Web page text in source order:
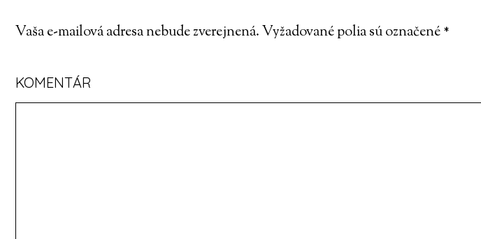
Vaša e-mailová adresa nebude zverejnená.Vyžadované polia sú označené*
KOMENTÁR